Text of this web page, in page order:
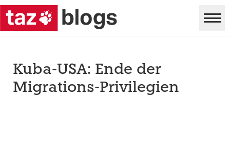
Kuba-USA: Ende der
Migrations-Privilegien